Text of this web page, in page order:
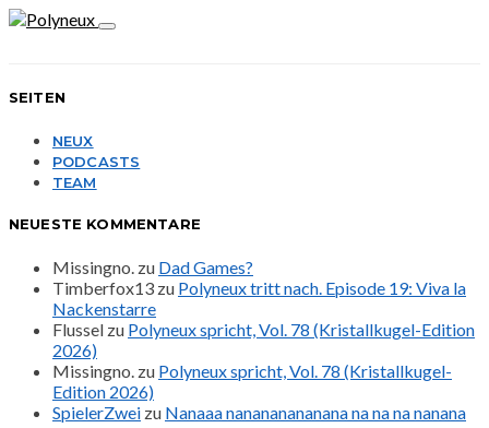
SEITEN
NEUX
PODCASTS
TEAM
NEUESTE KOMMENTARE
Missingno. zu Dad Games?
Timberfox13 zu Polyneux tritt nach. Episode 19: Viva la
Nackenstarre
Flussel zu Polyneux spricht, Vol. 78 (Kristallkugel-Edition
2026)
Missingno. zu Polyneux spricht, Vol. 78 (Kristallkugel-
Edition 2026)
SpielerZwei zu Nanaaa nanananananana na na na nanana